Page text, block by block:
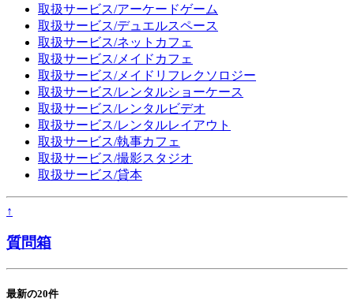
取扱サービス/アーケードゲーム
取扱サービス/デュエルスペース
取扱サービス/ネットカフェ
取扱サービス/メイドカフェ
取扱サービス/メイドリフレクソロジー
取扱サービス/レンタルショーケース
取扱サービス/レンタルビデオ
取扱サービス/レンタルレイアウト
取扱サービス/執事カフェ
取扱サービス/撮影スタジオ
取扱サービス/貸本
↑
質問箱
最新の20件